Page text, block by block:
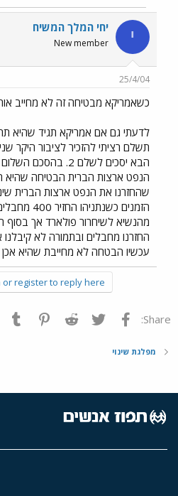
י יחי המלך המשיח
New member
25/4/04
כשאמריקא מבטיחה זה לא מחייב
לדעתי גם אם אמריקא תגיד שהיא
הבא יסכים לשלם 2.
הנפט ארצות הברית הבטיחה שהיא
שהחזרנו את הנפט ארצות הברית
הזמנים
מהנשיא לשיחרור פולארד אך בסוף
החזרנו מחבלים ובתמורה לא
עכשיו הבטחה לא מחייבת שהיא אכן
or register to reply here.
Share: פייסבוק Twitter
Reddit
מפלגת שינוי